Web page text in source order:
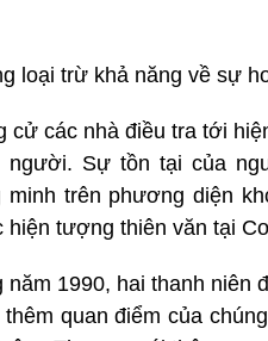
loại trừ khả năng về sự
cử các nhà điều tra tới
người. Sự tồn tại của
trên phương diện
hiện tượng thiên văn tại
năm 1990, hai thanh
quan điểm của